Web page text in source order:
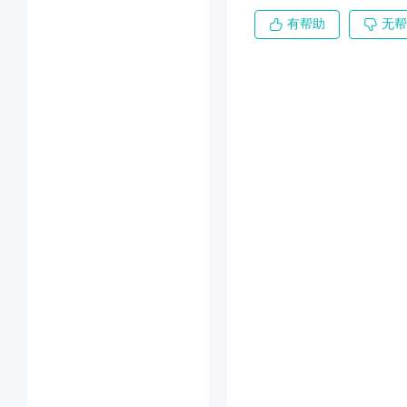
有帮助 无